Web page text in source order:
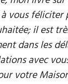
vous
il est
dans les
avec
votre